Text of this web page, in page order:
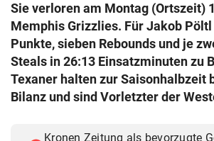
© Krone Multimedia GmbH & Co KG 2026
Muthgasse 2, 1190 Wien
Sie verloren am Montag (Ortszeit)
Memphis Grizzlies. Für Jakob
Punkte, sieben Rebounds und je
Steals in 26:13 Einsatzminuten zu
Texaner halten zur Saisonhalbzeit
Bilanz und sind Vorletzter der
Kronen Zeitung als bevorzugte